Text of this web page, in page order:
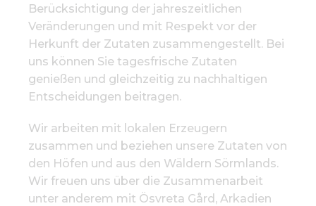
Berücksichtigung der jahreszeitlichen
Veränderungen und mit Respekt vor der
Herkunft der Zutaten zusammengestellt. Bei
uns können Sie tagesfrische Zutaten
genießen und gleichzeitig zu nachhaltigen
Entscheidungen beitragen.
Wir arbeiten mit lokalen Erzeugern
zusammen und beziehen unsere Zutaten von
den Höfen und aus den Wäldern Sörmlands.
Wir freuen uns über die Zusammenarbeit
unter anderem mit Ösvreta Gård, Arkadien